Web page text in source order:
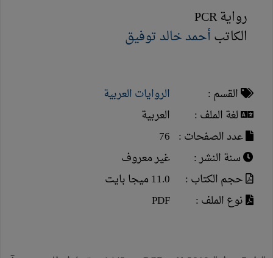
رواية PCR
الكاتبأحمد خالد توفيق
القسم :
الروايات العربية
لغة الملف :
العربية
عدد الصفحات : 76
سنة النشر :
غير معروف
حجم الكتاب :
11.0 ميجا بايت
نوع الملف :
PDF